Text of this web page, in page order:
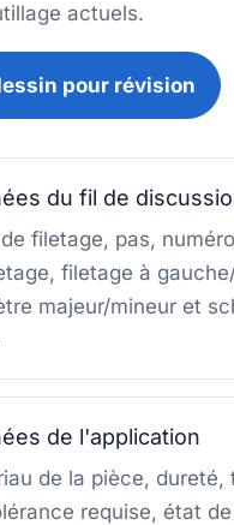
actuels.
pour révision
du fil de
filetage, pas,
filetage à
majeur/mineur et
de l'application
de la pièce, dureté,
requise, état